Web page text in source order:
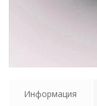
Информация